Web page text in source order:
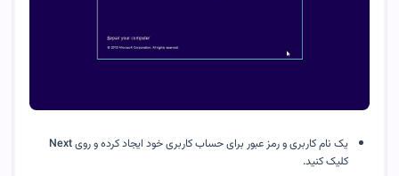
یک نام کاربری و رمز عبور برای حساب کاربری خود ایجاد کرده و روی Next
کلیک کنید.